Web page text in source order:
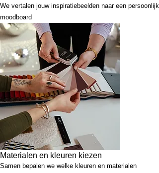
We vertalen jouw inspiratiebeelden naar een persoonlijk
moodboard
Materialen en kleuren kiezen
Samen bepalen we welke kleuren en materialen